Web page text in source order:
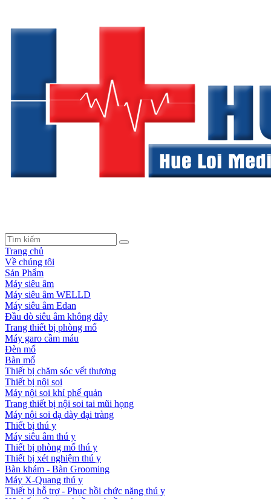
Trang chủ
Về chúng tôi
Sản Phẩm
Máy siêu âm
Máy siêu âm WELLD
Máy siêu âm Edan
Đầu dò siêu âm không dây
Trang thiết bị phòng mổ
Máy garo cầm máu
Đèn mổ
Bàn mổ
Thiết bị chăm sóc vết thương
Thiết bị nội soi
Máy nội soi khí phế quản
Trang thiết bị nội soi tai mũi họng
Máy nội soi dạ dày đại tràng
Thiết bị thú y
Máy siêu âm thú y
Thiết bị phòng mổ thú y
Thiết bị xét nghiệm thú y
Bàn khám - Bàn Grooming
Máy X-Quang thú y
Thiết bị hỗ trợ - Phục hồi chức năng thú y